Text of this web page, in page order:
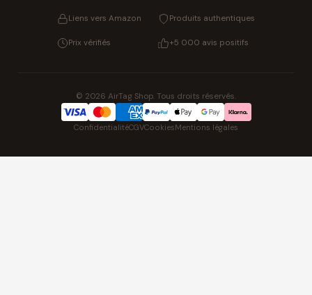
Liens vers Amazon Produits authentiques
Prix vérifiés +5 000 avis positifs
© 2026 AirTag Shop. Tous droits réservés.
ConfidentialitéCGVCookiesMentions légales